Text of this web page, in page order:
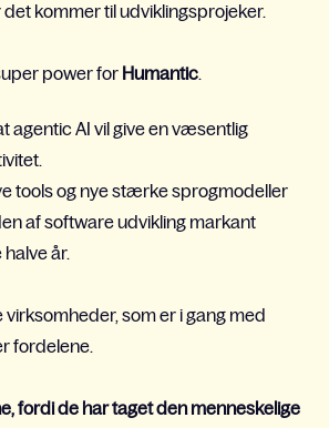
kommer til udviklingsprojeker.
power for Humantic.
agentic AI vil give en væsentlig
tools og nye stærke sprogmodeller
af software udvikling markant
år.
som er i gang med
fordelene.
fordi de har taget den menneskelige